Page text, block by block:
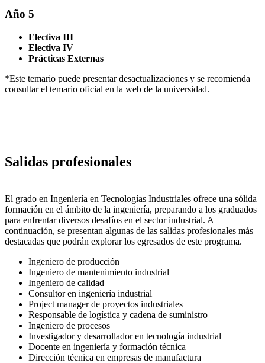
Año 5
Electiva III
Electiva IV
Prácticas Externas
*Este temario puede presentar desactualizaciones y se recomienda
consultar el temario oficial en la web de la universidad.
Salidas profesionales
El grado en Ingeniería en Tecnologías Industriales ofrece una sólida
formación en el ámbito de la ingeniería, preparando a los graduados
para enfrentar diversos desafíos en el sector industrial. A
continuación, se presentan algunas de las salidas profesionales más
destacadas que podrán explorar los egresados de este programa.
Ingeniero de producción
Ingeniero de mantenimiento industrial
Ingeniero de calidad
Consultor en ingeniería industrial
Project manager de proyectos industriales
Responsable de logística y cadena de suministro
Ingeniero de procesos
Investigador y desarrollador en tecnología industrial
Docente en ingeniería y formación técnica
Dirección técnica en empresas de manufactura